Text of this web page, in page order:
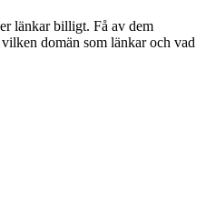
länkar billigt. Få av dem
domän som länkar och vad